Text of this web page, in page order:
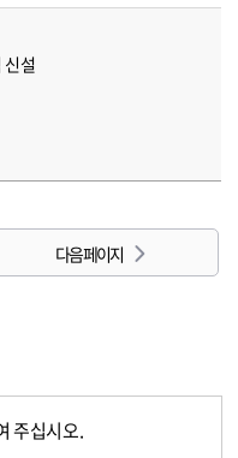
설
다음 페이지
주십시오.